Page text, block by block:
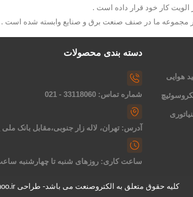
کار خود قرار داده است .
مجموعه ما در صنف صنعت برق و صنایع وابسته شده است .
هوایی
دسته بندی محصولات
شماره تماس: 33118060 - 021
آدرس: تهران، لاله زار جنوبی،مقابل بانک ملی
ساعت کاری: روزهای شنبه تا چهارشنبه ساعت 17:30
کلیه حقوق متعلق به الکتروصنعت می باشد- طراحی webshoo.ir